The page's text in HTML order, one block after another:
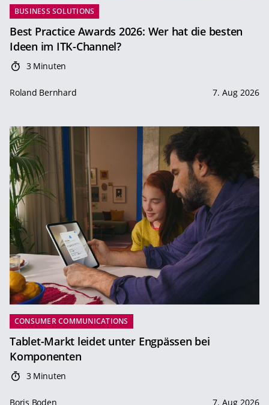
BUSINESS SOLUTIONS
Best Practice Awards 2026: Wer hat die besten
Ideen im ITK-Channel?
3 Minuten
Roland Bernhard 7. Aug 2026
CONSUMER COMMUNICATIONS
Tablet-Markt leidet unter Engpässen bei
Komponenten
3 Minuten
Boris Boden 7. Aug 2026